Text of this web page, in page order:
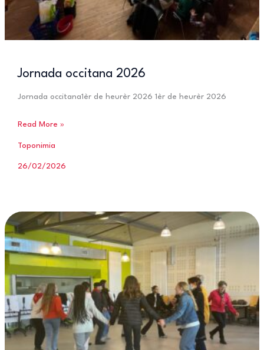
Jornada occitana 2026
Jornada occitana1èr de heurèr 2026 1èr de heurèr 2026
Jornada
Read More »
Toponimia
26/02/2026